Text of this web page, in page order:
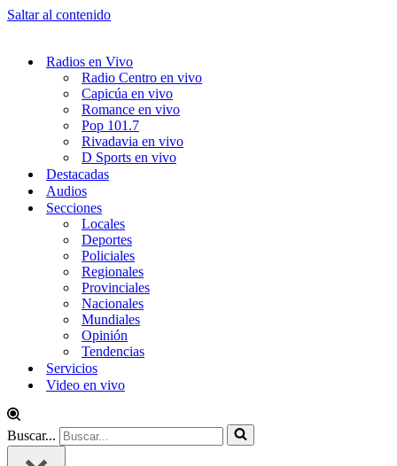
Saltar al contenido
Radios en Vivo
Radio Centro en vivo
Capicúa en vivo
Romance en vivo
Pop 101.7
Rivadavia en vivo
D Sports en vivo
Destacadas
Audios
Secciones
Locales
Deportes
Policiales
Regionales
Provinciales
Nacionales
Mundiales
Opinión
Tendencias
Servicios
Video en vivo
Buscar...